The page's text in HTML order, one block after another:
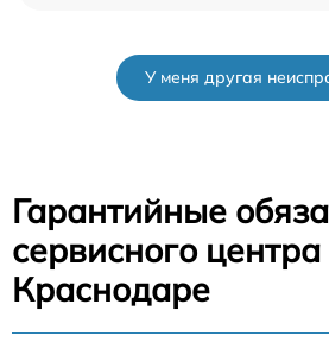
У меня другая
Гарантийные
сервисного центра
Краснодаре